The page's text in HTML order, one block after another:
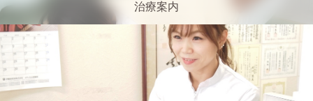
治療案内